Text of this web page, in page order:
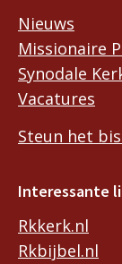
Nieuws
Missionaire
Synodale
Vacatures
Steun het
Interessante
Rkkerk.nl
Rkbijbel.nl